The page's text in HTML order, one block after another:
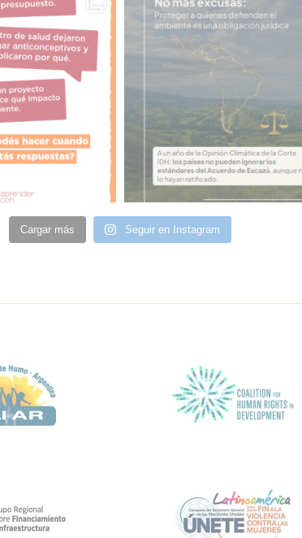
Cargar más Seguir en Instagram